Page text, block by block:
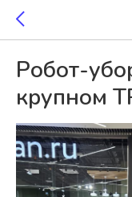
Робот-
крупном